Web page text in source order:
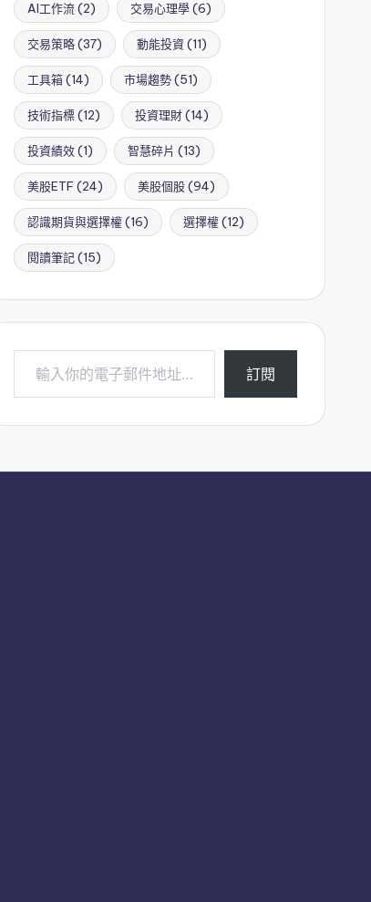
AI工作流(2) 交易心理學(6)
交易策略(37) 動能投資(11)
工具箱(14) 市場趨勢(51)
技術指標(12) 投資理財(14)
投資績效(1) 智慧碎片 (13)
美股ETF(24) 美股個股(94)
認識期貨與選擇權(16) 選擇權(12)
閱讀筆記(15)
輸入你的電子郵件地址…
訂閱